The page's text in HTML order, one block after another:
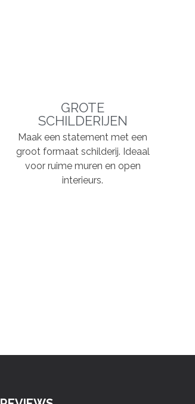
GROTE
SCHILDERIJEN
Maak een statement met een
groot formaat schilderij. Ideaal
voor ruime muren en open
interieurs.